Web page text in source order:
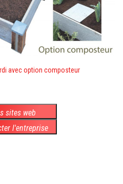
avec option composteur
sites web
l'entreprise